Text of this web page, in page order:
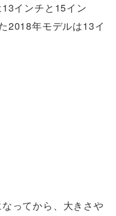
インチと15イン
2018年モデルは13イ
ってから、大きさや